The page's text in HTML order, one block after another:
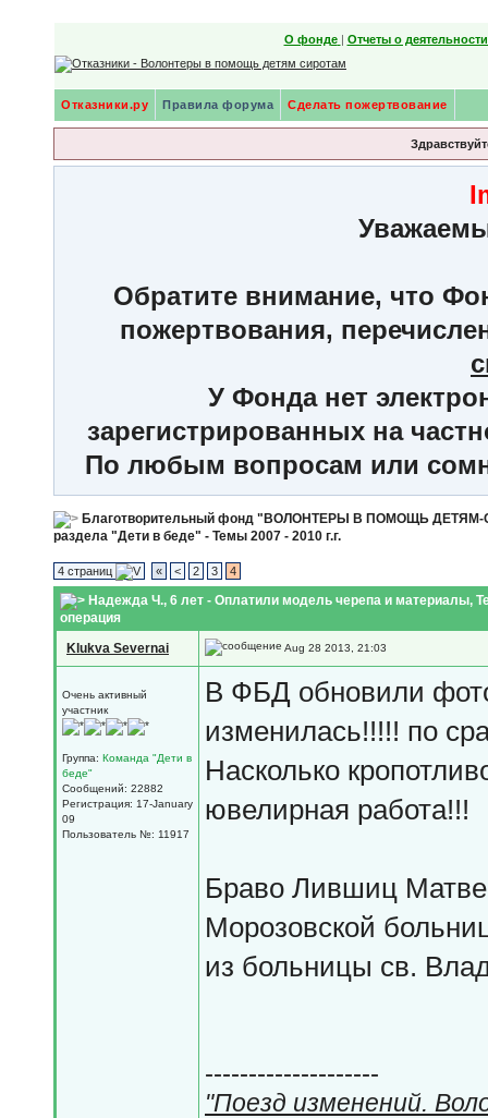
О фонде | Отчеты о
Отказники.ру Правила форума Сделать пожертвование
Обратите внимание, что
пожертвования,
У Фонда нет
зарегистрированных на
По любым вопросам или
Благотворительный фонд "ВОЛОНТЕРЫ В ПОМОЩЬ
раздела "Дети в беде" - Темы 2007 - 2010 г.г.
4 страниц « < 2 3 4
Надежда Ч., 6 лет - Оплатили модель черепа и материалы,
операция
Klukva Severnai
Aug 28 2013, 21:03
Очень активный
участник
Группа: Команда "Дети в
беде"
Сообщений: 22882
Регистрация: 17-January
09
Пользователь №: 11917
В ФБД обновили
изменилась!!!!! по
Насколько
ювелирная работа!!!
Браво Лившиц
Морозовской
из больницы св.
--------------------
"Поезд изменений.